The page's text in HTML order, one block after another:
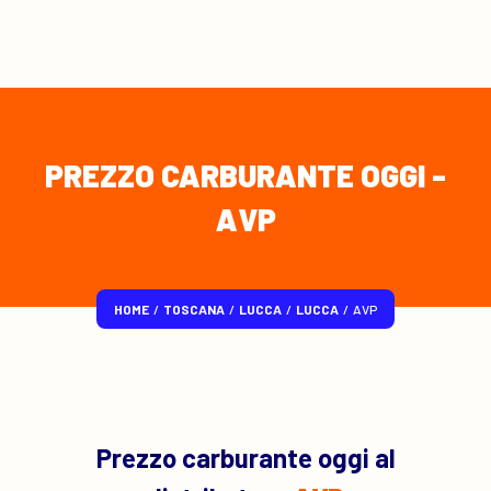
PREZZO CARBURANTE OGGI -
AVP
HOME / TOSCANA / LUCCA / LUCCA / AVP
Prezzo carburante oggi al